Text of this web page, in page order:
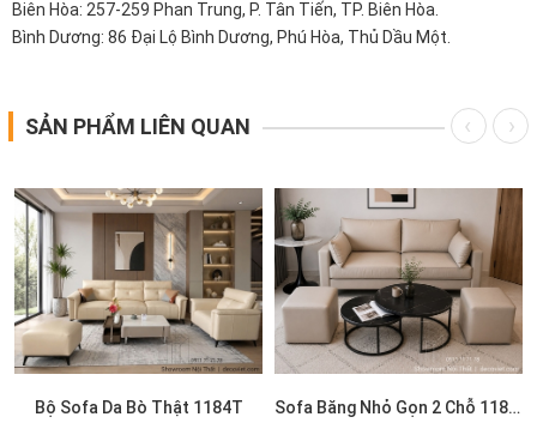
Biên Hòa: 257-259 Phan Trung, P. Tân Tiến, TP. Biên Hòa.
Bình Dương: 86 Đại Lộ Bình Dương, Phú Hòa, Thủ Dầu Một.
SẢN PHẨM LIÊN QUAN
Bộ Sofa Da Bò Thật 1184T
Sofa Băng Nhỏ Gọn 2 Chỗ 1183T